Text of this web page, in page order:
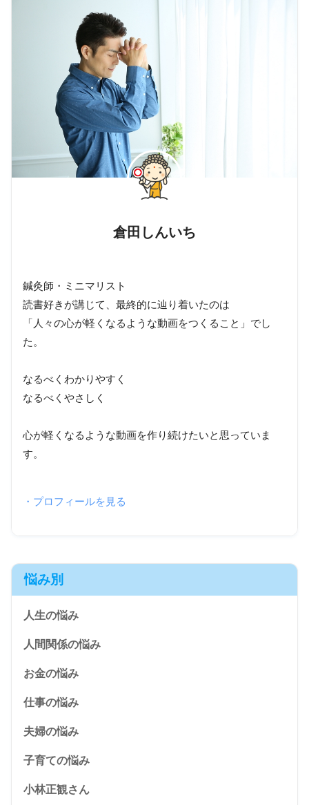
倉田しんいち
鍼灸師・ミニマリスト
読書好きが講じて、最終的に辿り着いたのは
「人々の心が軽くなるような動画をつくること」でし
た。
なるべくわかりやすく
なるべくやさしく
心が軽くなるような動画を作り続けたいと思っていま
す。
・プロフィールを見る
悩み別
人生の悩み
人間関係の悩み
お金の悩み
仕事の悩み
夫婦の悩み
子育ての悩み
小林正観さん